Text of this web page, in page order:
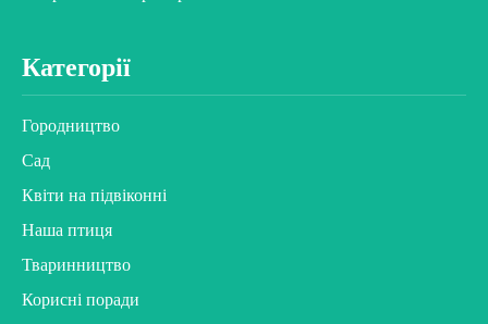
Категорії
Городництво
Сад
Квіти на підвіконні
Наша птиця
Тваринництво
Корисні поради